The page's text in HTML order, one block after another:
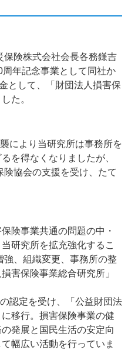
保険株式会社会長各務鎌吉
年記念事業として同社か
として、「財団法人損害保
た。
により当研究所は事務所を
を得なくなりましたが、
協会の支援を受け、たて
険事業共通の問題の中・
研究所を拡充強化するこ
強、組織変更、事務所の整
害保険事業総合研究所」
認定を受け、「公益財団法
移行。損害保険事業の健
発展と国民生活の安定向
幅広い活動を行っていま